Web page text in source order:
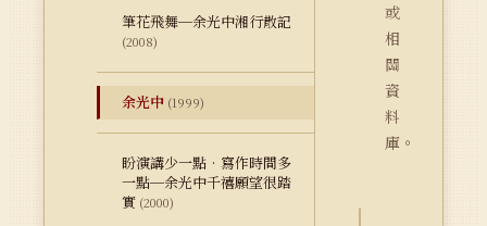
筆花飛舞─余光中湘行散記
(2008)
余光中 (1999)
盼演講少一點‧寫作時間多
一點─余光中千禧願望很踏
實 (2000)
或
相
關
資
料
庫。